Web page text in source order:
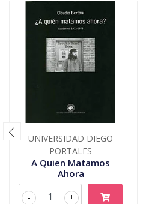
UNIVERSIDAD DIEGO
PORTALES
A Quien Matamos
Ahora
+
-